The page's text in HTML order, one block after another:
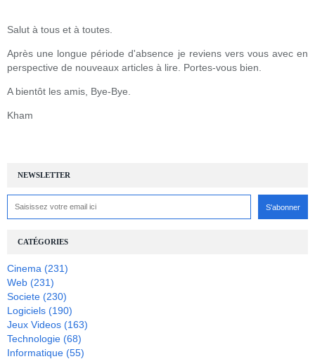
NEWSLETTER
CATÉGORIES
Cinema (231)
Web (231)
Societe (230)
Logiciels (190)
Jeux Videos (163)
Technologie (68)
Informatique (55)
Salut à tous et à toutes.
Après une longue période d'absence je reviens vers vous avec en
perspective de nouveaux articles à lire. Portes-vous bien.
A bientôt les amis, Bye-Bye.
Kham